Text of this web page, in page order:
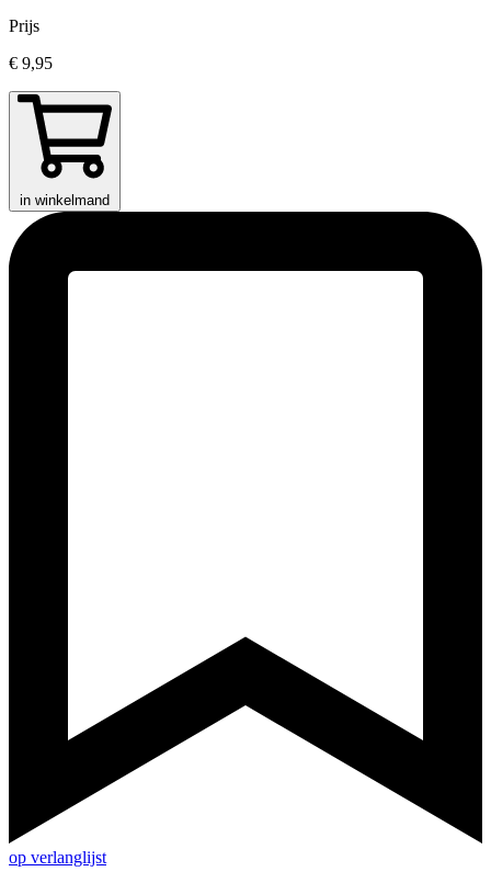
Prijs
€ 9,95
in winkelmand
op verlanglijst